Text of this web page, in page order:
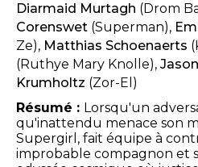
Diarmaid Murtagh (Drom
Corenswet (Superman),
Ze), Matthias Schoenaerts
(Ruthye Mary Knolle),
Krumholtz (Zor-El)
Résumé : Lorsqu'un
qu'inattendu menace son
Supergirl, fait équipe à
improbable compagnon et